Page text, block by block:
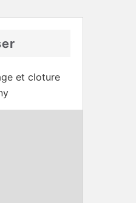
et cloture